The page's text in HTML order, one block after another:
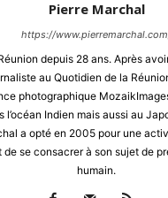
Pierre Marchal
https://
depuis 28 ans. Après
au Quotidien de la
photographique
l’océan Indien mais aussi au
a opté en 2005 pour une
de se consacrer à son sujet de
humain.